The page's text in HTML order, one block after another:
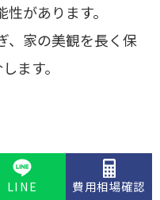
があります。
、家の美観を長く保
ます。
塗料を選ぶ
LINE 費用相場確認